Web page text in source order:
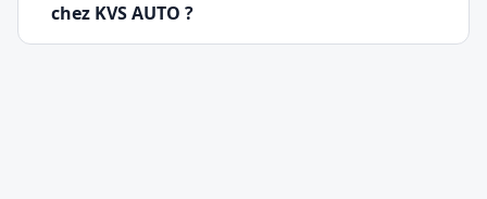
chez KVS AUTO ?